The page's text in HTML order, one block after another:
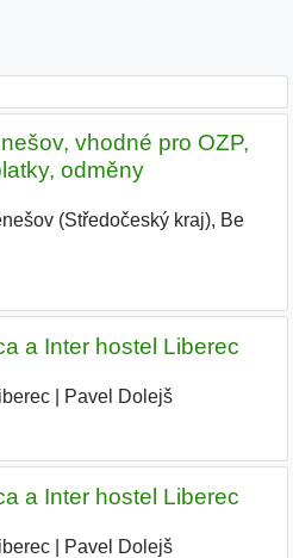
vhodné pro OZP,
odměny
(Středočeský kraj), Be
a Inter hostel Liberec
| Pavel Dolejš
a Inter hostel Liberec
| Pavel Dolejš